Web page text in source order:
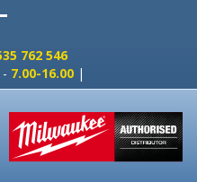
762 546
7.00-16.00 |